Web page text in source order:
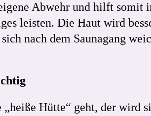
Abwehr und hilft somit
leisten. Die Haut wird
nach dem Saunagang
Hütte“ geht, der wird